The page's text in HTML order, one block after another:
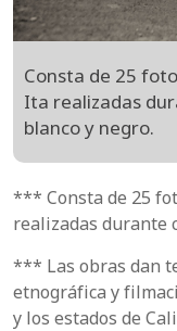
Consta de 25
Ita realizadas
blanco y negro.
*** Consta de 25
realizadas durante
*** Las obras dan
etnográfica y
y los estados de